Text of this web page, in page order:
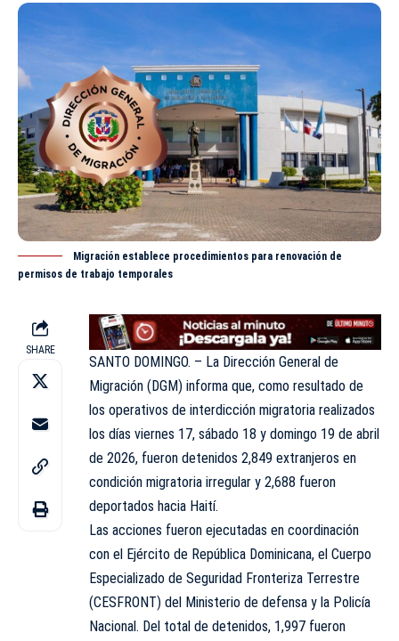
Migración establece procedimientos para renovación de
permisos de trabajo temporales
SHARE
SANTO DOMINGO. – La Dirección General de
Migración (DGM) informa que, como resultado de
los operativos de interdicción migratoria realizados
los días viernes 17, sábado 18 y domingo 19 de abril
de 2026, fueron detenidos 2,849 extranjeros en
condición migratoria irregular y 2,688 fueron
deportados hacia Haití.
Las acciones fueron ejecutadas en coordinación
con el Ejército de República Dominicana, el Cuerpo
Especializado de Seguridad Fronteriza Terrestre
(CESFRONT) del Ministerio de defensa y la Policía
Nacional. Del total de detenidos, 1,997 fueron